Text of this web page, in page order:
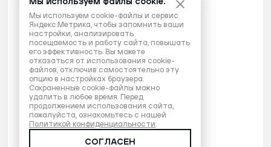
Мы используем файлы cookie.
Мы используем cookie-файлы и сервис
Яндекс.Метрика, чтобы запомнить ваши
настройки, анализировать
посещаемость и работу сайта, повышать
его эффективность. Вы можете
отказаться от использования cookie-
файлов, отключив самостоятельно эту
опцию в настройках браузера.
Сохраненные cookie-файлы можно
удалить в любое время. Перед
продолжением использования сайта,
пожалуйста, ознакомьтесь с нашей
Политикой конфиденциальности.
СОГЛАСЕН